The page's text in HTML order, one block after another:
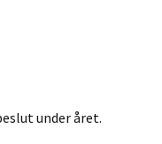
under året.